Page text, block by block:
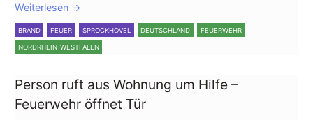
Weiterlesen →
BRAND FEUER SPROCKHÖVEL DEUTSCHLAND FEUERWEHR
NORDRHEIN-WESTFALEN
Person ruft aus Wohnung um Hilfe –
Feuerwehr öffnet Tür